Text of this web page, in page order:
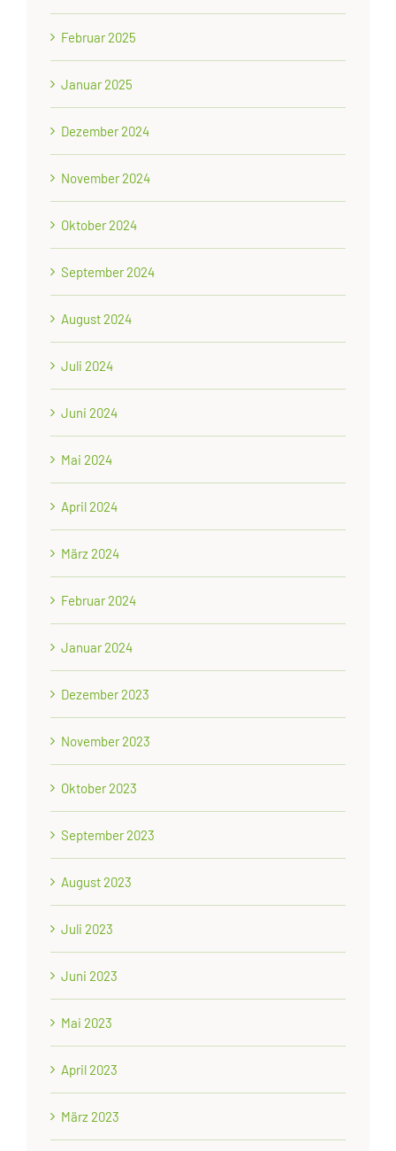
Februar 2025
Januar 2025
Dezember 2024
November 2024
Oktober 2024
September 2024
August 2024
Juli 2024
Juni 2024
Mai 2024
April 2024
März 2024
Februar 2024
Januar 2024
Dezember 2023
November 2023
Oktober 2023
September 2023
August 2023
Juli 2023
Juni 2023
Mai 2023
April 2023
März 2023